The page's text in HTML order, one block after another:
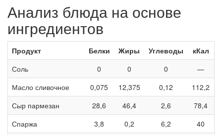
Анализ блюда на основе
ингредиентов
Продукт Белки Жиры Углеводы
кКал
Соль
0 0 0
—
Масло сливочное
0,075 12,375 0,12
112,2
Сыр пармезан
28,6 46,4 2,6
78,4
Спаржа
3,8 0,2 6,2
40